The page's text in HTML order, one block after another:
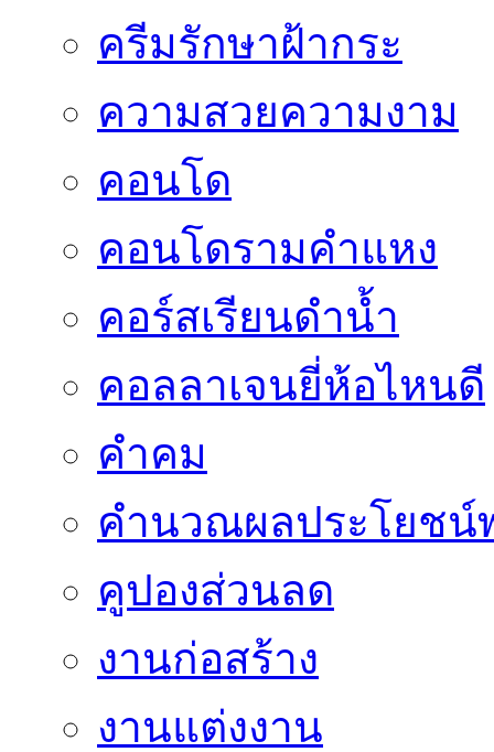
ครีมรักษาฝ้ากระ
ความสวยความงาม
คอนโด
คอนโดรามคำแหง
คอร์สเรียนดำน้ำ
คอลลาเจนยี่ห้อไหนดี
คำคม
คำนวณผลประโยชน์
คูปองส่วนลด
งานก่อสร้าง
งานแต่งงาน